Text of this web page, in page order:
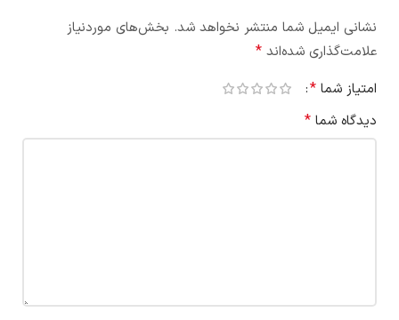
نشانی ایمیل شما منتشر نخواهد شد. بخش‌های موردنیاز
علامت‌گذاری شده‌اند *
امتیاز شما *
دیدگاه شما *